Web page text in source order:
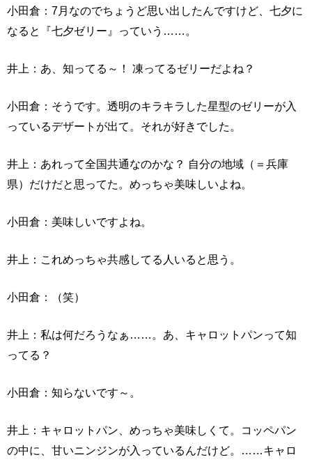
小田倉：7月なのでちょうど思い出したんですけど、七夕に
なると『七夕ゼリー』っていう……。
井上：あ、知ってる～！ 凍ってるゼリーだよね？
小田倉：そうです。透明のキラキラした星型のゼリーが入
っているデザートが出て。それが好きでした。
井上：あれって全国共通なのかな？ 自分の地域（＝兵庫
県）だけだと思ってた。めっちゃ美味しいよね。
小田倉：美味しいですよね。
井上：これめっちゃ共感してる人いると思う。
小田倉：（笑）
井上：私は何だろうなぁ……。あ、キャロットパンって知
ってる？
小田倉：知らないです～。
井上：キャロットパン、めっちゃ美味しくて。コッペパン
の中に、甘いニンジンが入っているんだけど。……キャロ